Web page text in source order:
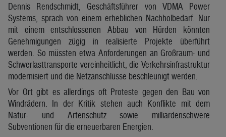
Dennis Rendschmidt, Geschäftsführer von VDMA Power
Systems, sprach von einem erheblichen Nachholbedarf. Nur
mit einem entschlossenen Abbau von Hürden könnten
Genehmigungen zügig in realisierte Projekte überführt
werden. So müssten etwa Anforderungen an Großraum- und
Schwerlasttransporte vereinheitlicht, die Verkehrsinfrastruktur
modernisiert und die Netzanschlüsse beschleunigt werden.
Vor Ort gibt es allerdings oft Proteste gegen den Bau von
Windrädern. In der Kritik stehen auch Konflikte mit dem
Natur- und Artenschutz sowie milliardenschwere
Subventionen für die erneuerbaren Energien.